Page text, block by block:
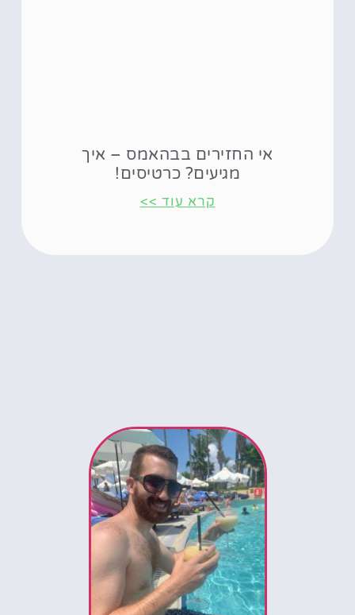
אי החזירים בבהאמס – איך
מגיעים? כרטיסים!
קרא עוד >>